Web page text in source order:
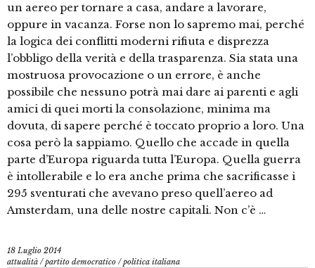
un aereo per tornare a casa, andare a lavorare,
oppure in vacanza. Forse non lo sapremo mai, perché
la logica dei conflitti moderni rifiuta e disprezza
l’obbligo della verità e della trasparenza. Sia stata una
mostruosa provocazione o un errore, è anche
possibile che nessuno potrà mai dare ai parenti e agli
amici di quei morti la consolazione, minima ma
dovuta, di sapere perché è toccato proprio a loro. Una
cosa però la sappiamo. Quello che accade in quella
parte d’Europa riguarda tutta l’Europa. Quella guerra
è intollerabile e lo era anche prima che sacrificasse i
295 sventurati che avevano preso quell’aereo ad
Amsterdam, una delle nostre capitali. Non c’è …
18 Luglio 2014
attualità /partito democratico /politica italiana